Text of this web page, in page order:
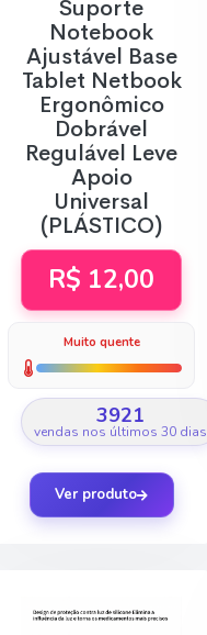
Suporte
Notebook
Ajustável Base
Tablet Netbook
Ergonômico
Dobrável
Regulável Leve
Apoio
Universal
(PLÁSTICO)
R$ 12,00
Muito quente
3921
vendas nos últimos 30 dias
Ver produto